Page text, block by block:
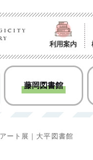
利用案内
藤岡図書館
ート展｜大平図書館